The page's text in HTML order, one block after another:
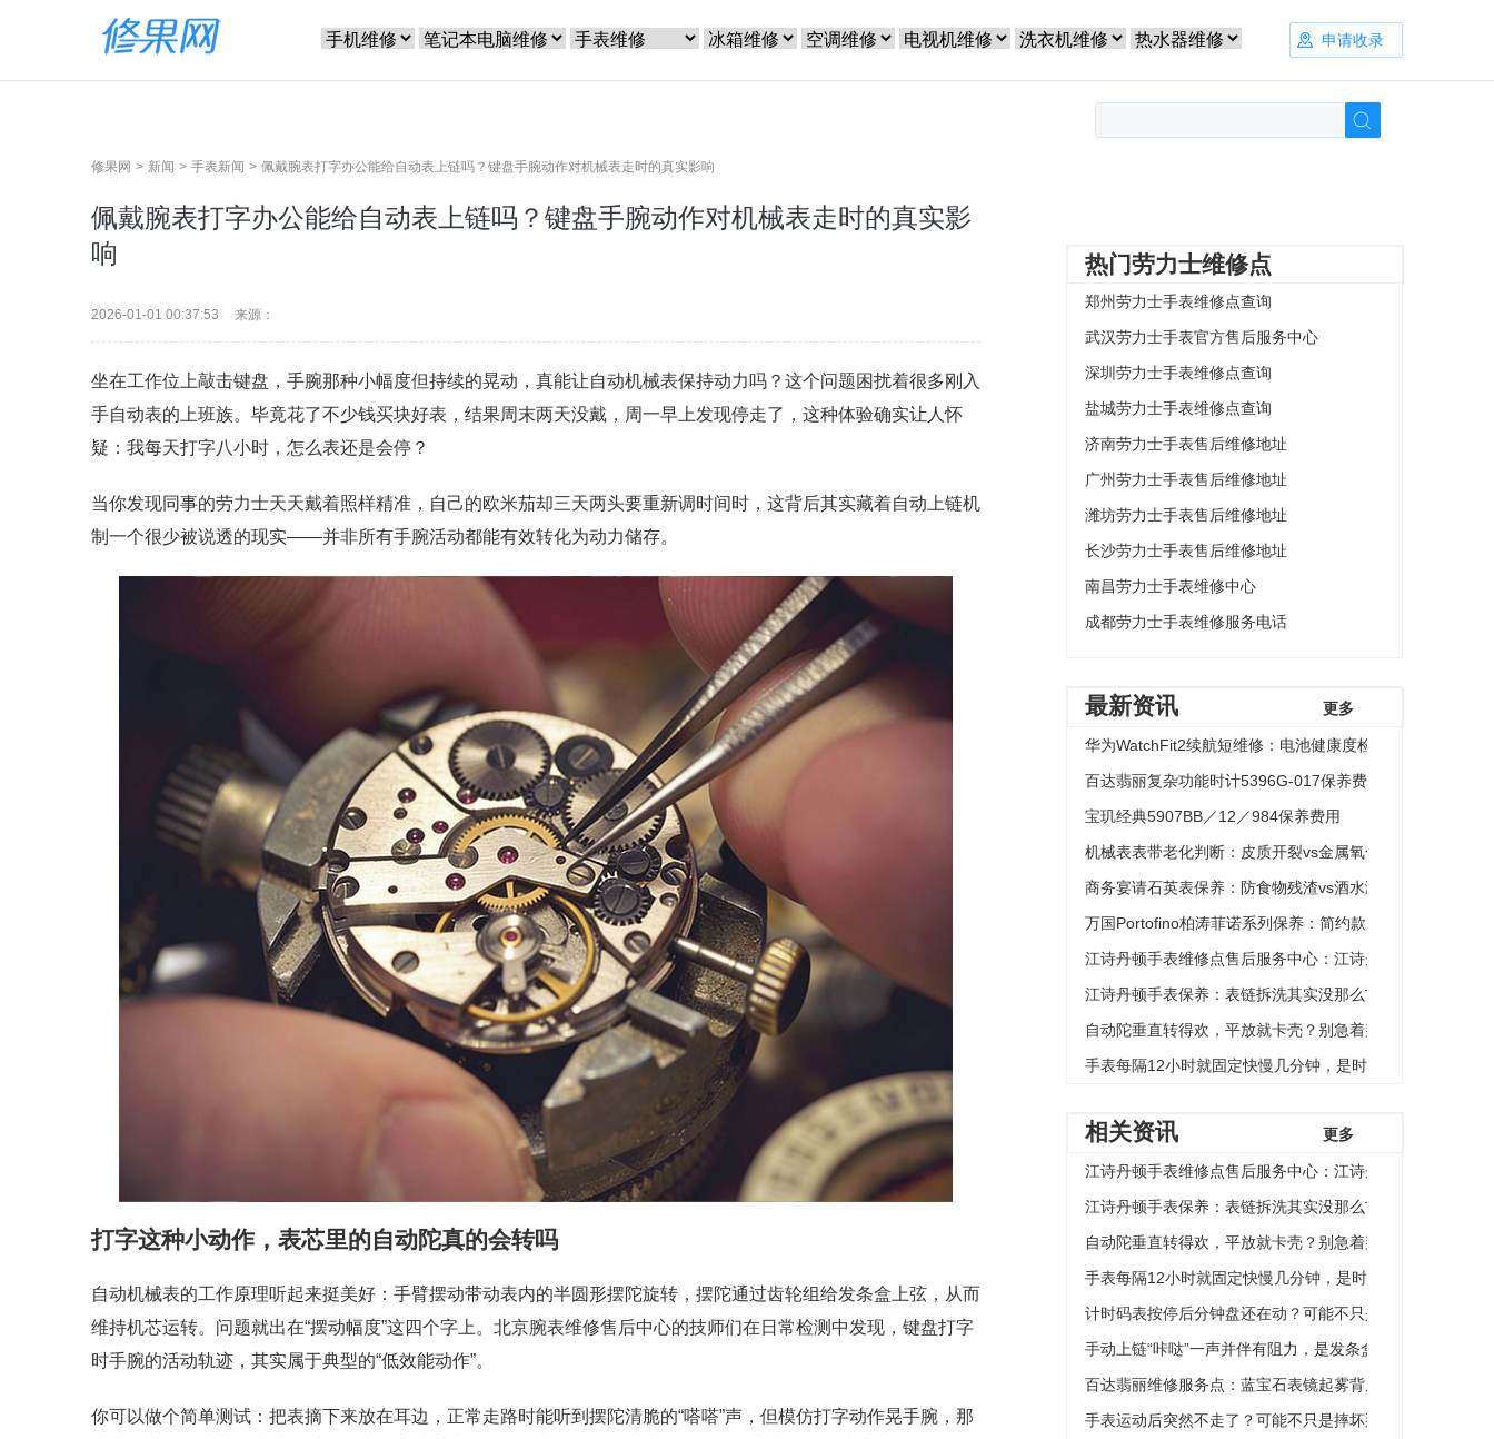
申请收录
修果网 新闻 手表新闻 佩戴腕表打字办公能给自动表上链吗？键盘手腕动作对机械表走时的真实影响
佩戴腕表打字办公能给自动表上链吗？键盘手腕动作对机械表走时的真实影
响
2026-01-01 00:37:53 来源：
坐在工作位上敲击键盘，手腕那种小幅度但持续的晃动，真能让自动机械表保持动力吗？这个问题困扰着很多刚入
手自动表的上班族。毕竟花了不少钱买块好表，结果周末两天没戴，周一早上发现停走了，这种体验确实让人怀
疑：我每天打字八小时，怎么表还是会停？
当你发现同事的劳力士天天戴着照样精准，自己的欧米茄却三天两头要重新调时间时，这背后其实藏着自动上链机
制一个很少被说透的现实——并非所有手腕活动都能有效转化为动力储存。
打字这种小动作，表芯里的自动陀真的会转吗
自动机械表的工作原理听起来挺美好：手臂摆动带动表内的半圆形摆陀旋转，摆陀通过齿轮组给发条盒上弦，从而
维持机芯运转。问题就出在“摆动幅度”这四个字上。北京腕表维修售后中心的技师们在日常检测中发现，键盘打字
时手腕的活动轨迹，其实属于典型的“低效能动作”。
你可以做个简单测试：把表摘下来放在耳边，正常走路时能听到摆陀清脆的“嗒嗒”声，但模仿打字动作晃手腕，那
热门劳力士维修点
郑州劳力士手表维修点查询
武汉劳力士手表官方售后服务中心
深圳劳力士手表维修点查询
盐城劳力士手表维修点查询
济南劳力士手表售后维修地址
广州劳力士手表售后维修地址
潍坊劳力士手表售后维修地址
长沙劳力士手表售后维修地址
南昌劳力士手表维修中心
成都劳力士手表维修服务电话
最新资讯 更多
华为WatchFit2续航短维修：电池健康度检测vs后台功能关
百达翡丽复杂功能时计5396G-017保养费用
宝玑经典5907BB／12／984保养费用
机械表表带老化判断：皮质开裂vs金属氧化识别方法
商务宴请石英表保养：防食物残渣vs酒水溅落处理
万国Portofino柏涛菲诺系列保养：简约款走时校准方法与
江诗丹顿手表维修点售后服务中心：江诗丹顿手表表盘划痕
江诗丹顿手表保养：表链拆洗其实没那么玄乎，但这几个细
自动陀垂直转得欢，平放就卡壳？别急着判断轴榫弯曲
手表每隔12小时就固定快慢几分钟，是时分轮系的齿轮有
相关资讯 更多
江诗丹顿手表维修点售后服务中心：江诗丹顿手表表盘划痕
江诗丹顿手表保养：表链拆洗其实没那么玄乎，但这几个细
自动陀垂直转得欢，平放就卡壳？别急着判断轴榫弯曲
手表每隔12小时就固定快慢几分钟，是时分轮系的齿轮有
计时码表按停后分钟盘还在动？可能不只是离合轮的问题
手动上链“咔哒”一声并伴有阻力，是发条盒内壁有毛刺吗？
百达翡丽维修服务点：蓝宝石表镜起雾背后的真相
手表运动后突然不走了？可能不只是摔坏那么简单